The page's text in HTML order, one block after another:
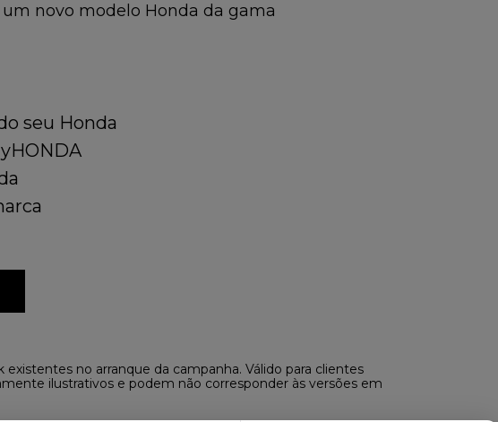
no arranque da campanha. Válido para clientes
ilustrativos e podem não corresponder às versões em
novo modelo Honda da gama
seu Honda